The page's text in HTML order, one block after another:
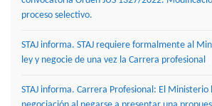
proceso selectivo.
STAJ informa. STAJ requiere formalmente al
ley y negocie de una vez la Carrera profesional
STAJ informa. Carrera Profesional: El Ministerio